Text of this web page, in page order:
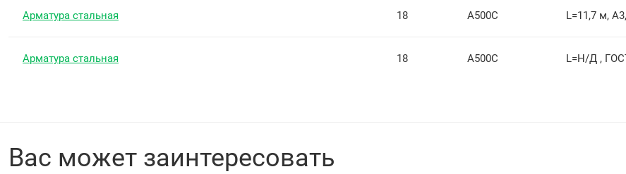
Арматура стальная 18 А500С L=11,7 м,
Арматура стальная 18 А500С L=Н/Д ,
Вас может заинтересовать